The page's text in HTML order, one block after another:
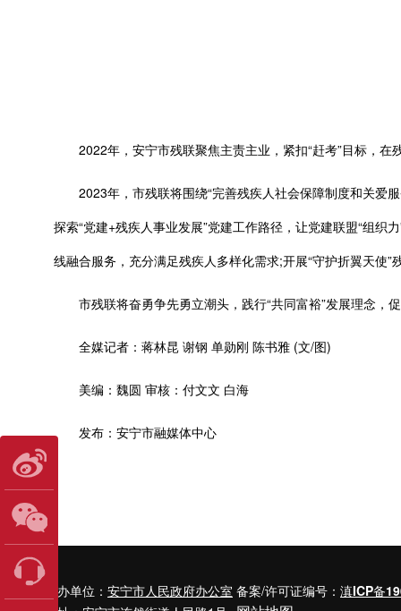
2022年，安宁市残联聚焦主责主业，紧扣“赶考”目标，在
2023年，市残联将围绕“完善残疾人社会保障制度和关爱服
探索“党建+残疾人事业发展”党建工作路径，让党建联盟“组织
线融合服务，充分满足残疾人多样化需求;开展“守护折翼天使
市残联将奋勇争先勇立潮头，践行“共同富裕”发展理念，
全媒记者：蒋林昆 谢钢 单勋刚 陈书雅 (文/图)
美编：魏圆 审核：付文文 白海
发布：安宁市融媒体中心
主办单位： 安宁市人民政府办公室 备案/许可证编号： 滇ICP备